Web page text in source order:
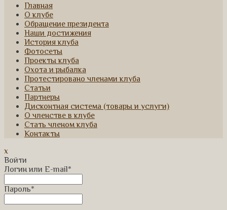
Главная
О клубе
Обращение президента
Наши достижения
История клуба
Фотосеты
Проекты клуба
Охота и рыбалка
Протестировано членами клуба
Статьи
Партнеры
Дисконтная система (товары и услуги)
О членстве в клубе
Стать членом клуба
Контакты
x
Войти
Логин или E-mail*
Пароль*